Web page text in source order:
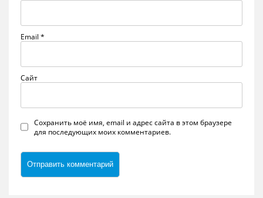
Email *
Сайт
Сохранить моё имя, email и адрес сайта в этом браузере
для последующих моих комментариев.